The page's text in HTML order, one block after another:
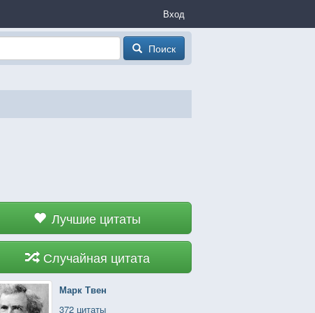
Вход
Поиск
Лучшие цитаты
Случайная цитата
Марк Твен
372 цитаты